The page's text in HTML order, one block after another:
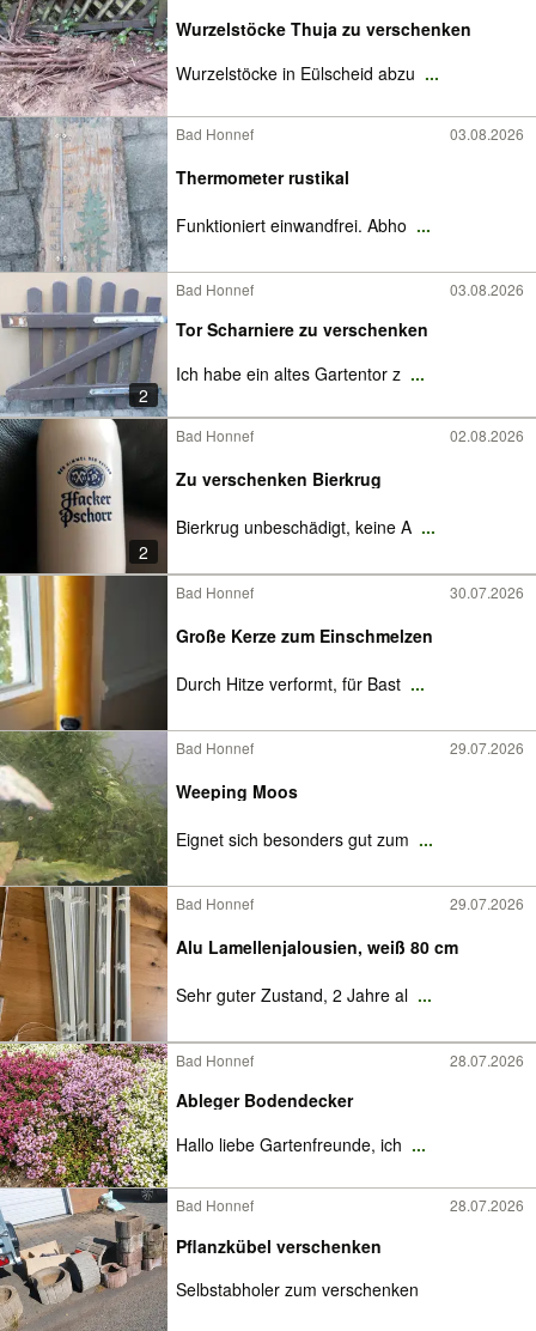
Wurzelstöcke Thuja zu verschenken
Wurzelstöcke in Eülscheid abzu ...
Bad Honnef 03.08.2026
Thermometer rustikal
Funktioniert einwandfrei. Abho ...
2
Bad Honnef 03.08.2026
Tor Scharniere zu verschenken
Ich habe ein altes Gartentor z ...
2
Bad Honnef 02.08.2026
Zu verschenken Bierkrug
Bierkrug unbeschädigt, keine A ...
Bad Honnef 30.07.2026
Große Kerze zum Einschmelzen
Durch Hitze verformt, für Bast ...
Bad Honnef 29.07.2026
Weeping Moos
Eignet sich besonders gut zum ...
Bad Honnef 29.07.2026
Alu Lamellenjalousien, weiß 80 cm
Sehr guter Zustand, 2 Jahre al ...
Bad Honnef 28.07.2026
Ableger Bodendecker
Hallo liebe Gartenfreunde, ich ...
Bad Honnef 28.07.2026
Pflanzkübel verschenken
Selbstabholer zum verschenken